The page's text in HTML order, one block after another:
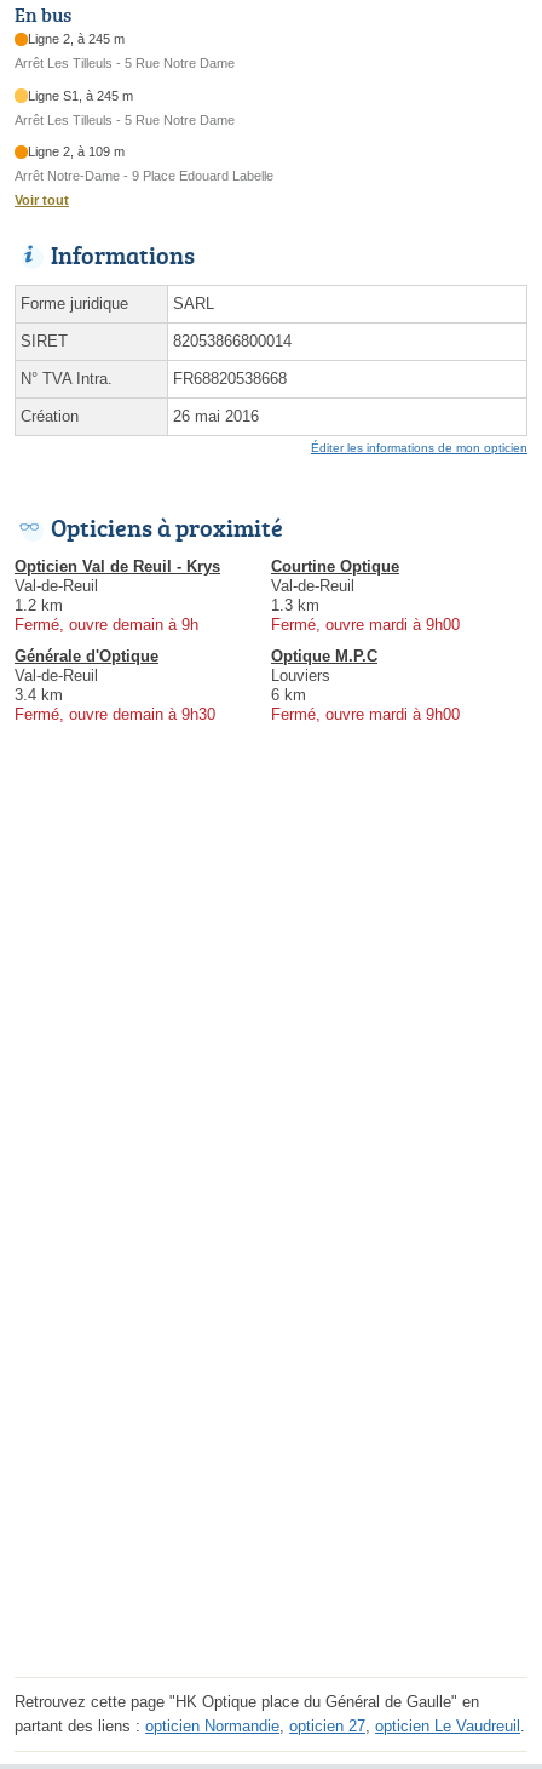
En bus
Ligne 2, à 245 m
Arrêt Les Tilleuls - 5 Rue Notre Dame
Ligne S1, à 245 m
Arrêt Les Tilleuls - 5 Rue Notre Dame
Ligne 2, à 109 m
Arrêt Notre-Dame - 9 Place Edouard Labelle
Voir tout
Informations
Forme juridique SARL
SIRET 82053866800014
N° TVA Intra. FR68820538668
Création 26 mai 2016
Éditer les informations de mon opticien
Opticiens à proximité
Opticien Val de Reuil - Krys
Val-de-Reuil
1.2 km
Fermé, ouvre demain à 9h
Courtine Optique
Val-de-Reuil
1.3 km
Fermé, ouvre mardi à 9h00
Générale d'Optique
Val-de-Reuil
3.4 km
Fermé, ouvre demain à 9h30
Optique M.P.C
Louviers
6 km
Fermé, ouvre mardi à 9h00
Retrouvez cette page "HK Optique place du Général de Gaulle" en
partant des liens : opticien Normandie, opticien 27, opticien Le Vaudreuil .